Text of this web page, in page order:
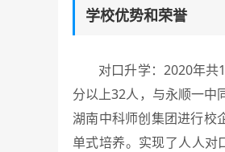
学校优势和荣誉
对口升学：2020年共
分以上32人，与永顺一中
湖南中科师创集团进行校
单式培养。实现了人人对